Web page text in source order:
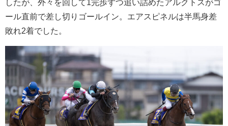
したが、外々を回して1完歩ずつ追い詰めたアルクトスがゴ
ール直前で差し切りゴールイン。エアスピネルは半馬身差
敗れ2着でした。